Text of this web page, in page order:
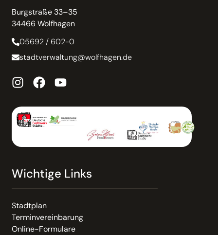
Burgstraße 33–35
34466 Wolfhagen
05692 / 602-0
stadtverwaltung@wolfhagen.de
Wichtige Links
Stadtplan
Terminvereinbarung
Online-Formulare